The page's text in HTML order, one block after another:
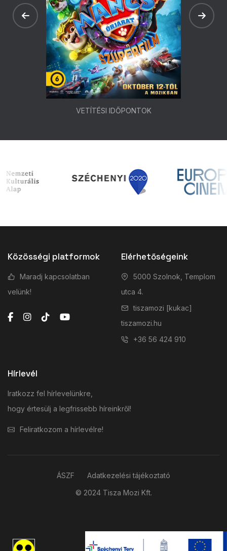
VETÍTÉSI IDŐPONTOK
Közösségi platformok
Maradj kapcsolatban
velünk!
Elérhetőségeink
5000 Szolnok, Templom
utca 4.
tiszamozi [kukac]
tiszamozi.hu
+36 56 424 910
Hírlevél
Iratkozz fel hírlevelünkre,
hogy értesülj a legfrissebb híreinkről!
Feliratkozom a hírlevélre!
© 2024 Tisza Mozi Kft.
ÁSZF Adatkezelési tájékoztató